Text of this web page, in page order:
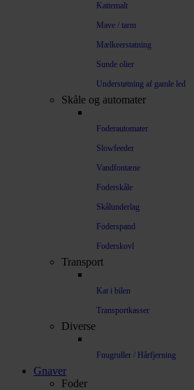
Kattemalt
Mave / tarm
Mælkeerstatning
Sunde olier
Understøtning af gamle led
Skåle og automater
Foderautomater
Slowfeeder
Vandfontæne
Foderskåle
Skålunderlag
Foderspand
Foderskovl
Transport
Kat i bilen
Transportkasser
Diverse
Fnugruller / Hårfjerning
Gnaver
Foder